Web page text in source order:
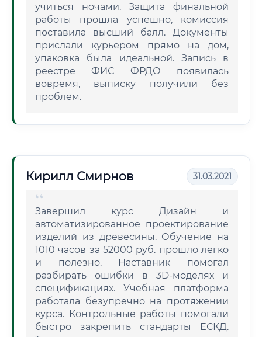
учиться ночами. Защита финальной
работы прошла успешно, комиссия
поставила высший балл. Документы
прислали курьером прямо на дом,
упаковка была идеальной. Запись в
реестре ФИС ФРДО появилась
вовремя, выписку получили без
проблем.
Кирилл Смирнов 31.03.2021
Завершил курс Дизайн и
автоматизированное проектирование
изделий из древесины. Обучение на
1010 часов за 52000 руб. прошло легко
и полезно. Наставник помогал
разбирать ошибки в 3D-моделях и
спецификациях. Учебная платформа
работала безупречно на протяжении
курса. Контрольные работы помогали
быстро закрепить стандарты ЕСКД.